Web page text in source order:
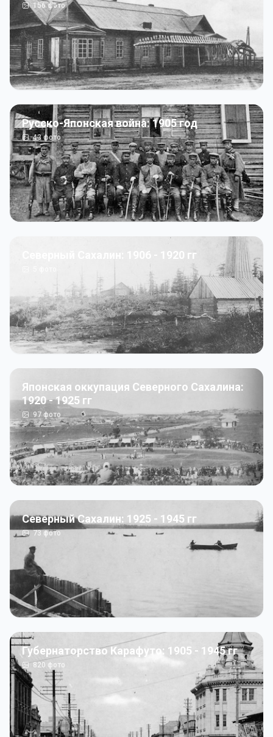
156фото
Русско-Японская война: 1905 год
43фото
Северный Сахалин: 1906 - 1920 гг
Японская оккупация Северного Сахалина:
1920 - 1925 гг
97 фото
Северный Сахалин: 1925 - 1945 гг
73фото
Губернаторство Карафуто: 1905 - 1945 гг
820 фото